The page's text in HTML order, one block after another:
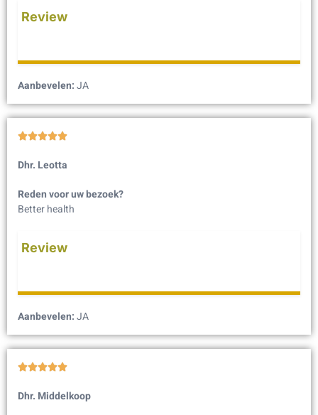
Review
Aanbevelen:JA

Dhr. Leotta
Reden voor uw bezoek?
Better health
Review
Aanbevelen:JA

Dhr. Middelkoop